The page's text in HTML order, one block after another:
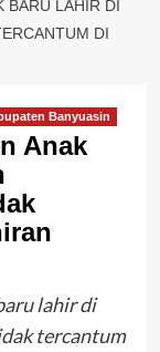
BARU LAHIR DI
DI
Banyuasin
Anak
lahir di
tercantum